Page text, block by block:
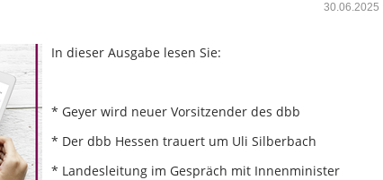
30.06.2025
In dieser Ausgabe lesen Sie:
* Geyer wird neuer Vorsitzender des dbb
* Der dbb Hessen trauert um Uli Silberbach
* Landesleitung im Gespräch mit Innenminister